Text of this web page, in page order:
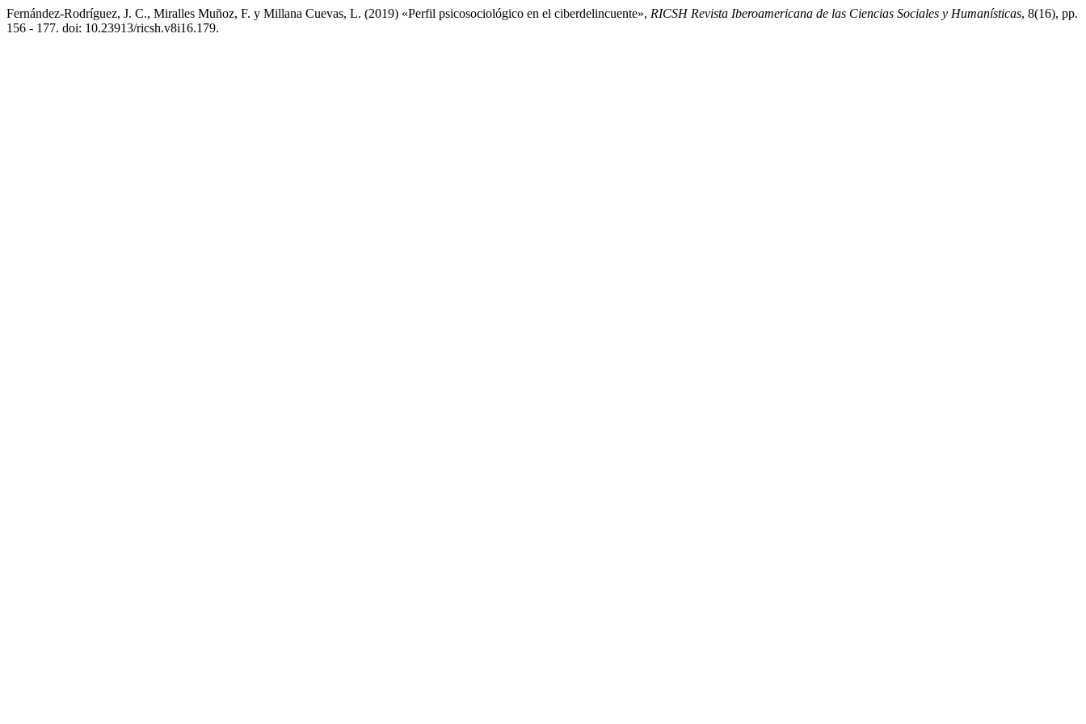
Fernández-Rodríguez, J. C., Miralles Muñoz, F. y Millana Cuevas, L. (2019) «Perfil psicosociológico en el ciberdelincuente», RICSH Revista Iberoamericana de las Ciencias Sociales y Humanísticas, 8(16), pp.
156 - 177. doi: 10.23913/ricsh.v8i16.179.